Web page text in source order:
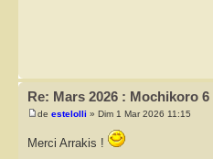
Re: Mars 2026 : Mochikoro 6
de estelolli » Dim 1 Mar 2026 11:15
Merci Arrakis !